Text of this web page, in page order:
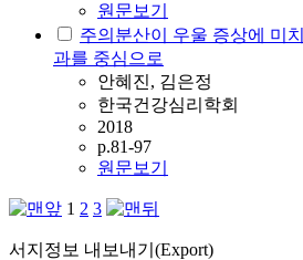
원문보기
주의분산이 우울 증상에 미
과를 중심으로
안혜진, 김은정
한국건강심리학회
2018
p.81-97
원문보기
1 2 3
서지정보 내보내기(Export)